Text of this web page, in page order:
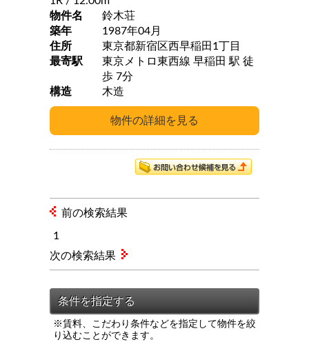
※賃料、こだわり条件などを指定して物件を絞
り込むことができます。
物件名
鈴木荘
築年
1987年04月
住所
東京都新宿区西早稲田1丁目
最寄駅
東京メトロ東西線 早稲田 駅 徒
歩 7分
構造
木造
前の検索結果
1